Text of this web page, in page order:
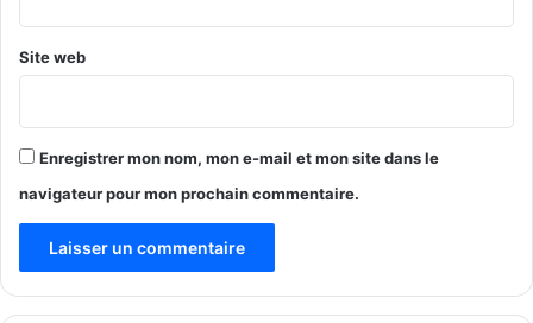
Site web
Enregistrer mon nom, mon e-mail et mon site dans le
navigateur pour mon prochain commentaire.